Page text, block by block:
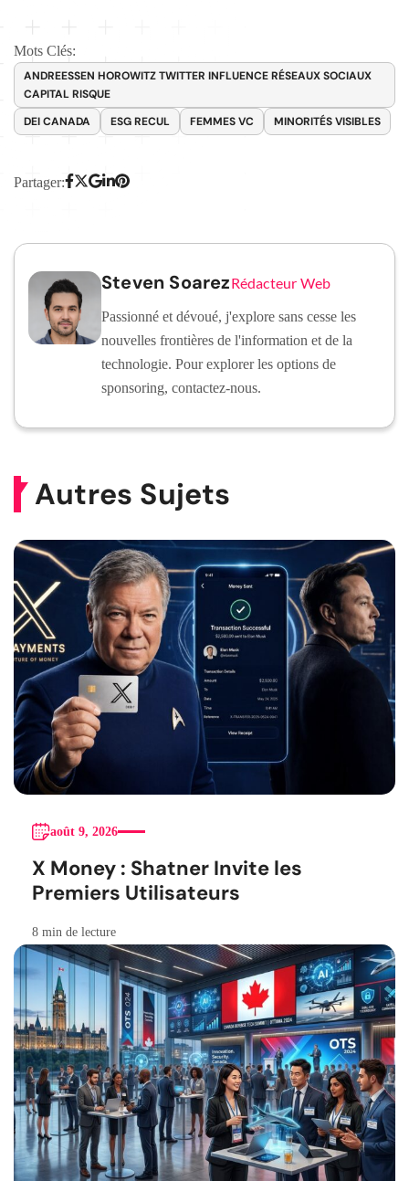
Mots Clés:
ANDREESSEN HOROWITZ TWITTER INFLUENCE RÉSEAUX SOCIAUX
CAPITAL RISQUE
DEI CANADA
ESG RECUL FEMMES VC MINORITÉS VISIBLES
Partager:
Steven SoarezRédacteur Web
Passionné et dévoué, j'explore sans cesse les
nouvelles frontières de l'information et de la
technologie. Pour explorer les options de
sponsoring, contactez-nous.
Autres Sujets
août 9, 2026
X Money : Shatner Invite les
Premiers Utilisateurs
8 min de lecture